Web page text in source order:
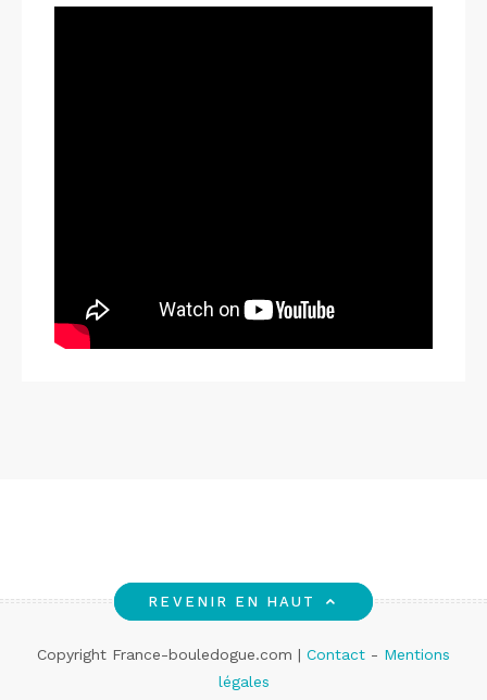
REVENIR EN HAUT
Copyright France-bouledogue.com | Contact - Mentions
légales